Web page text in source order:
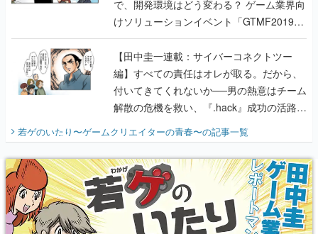
で、開発環境はどう変わる？ ゲーム業界向
けソリューションイベント「GTMF2019」
に行って、より理解を深めよう【PR】
【田中圭一連載：サイバーコネクトツー
編】すべての責任はオレが取る。だから、
付いてきてくれないか──男の熱意はチーム
解散の危機を救い、『.hack』成功の活路を
開く。業界の快男児・松山 洋に流れる血は
『少年ジャンプ』色だった【若ゲのいた
り】
若ゲのいたり〜ゲームクリエイターの青春〜の記事一覧